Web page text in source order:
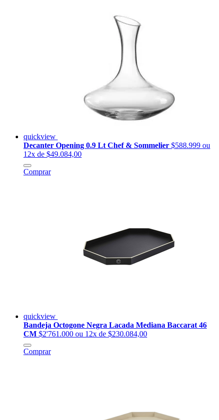
quickview
Decanter Opening 0.9 Lt Chef & Sommelier $588.999 ou
12x de $49.084,00
Comprar
quickview
Bandeja Octogone Negra Lacada Mediana Baccarat 46
CM $2'761.000 ou 12x de $230.084,00
Comprar